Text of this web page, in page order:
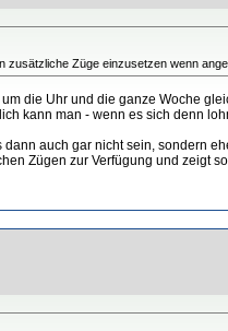
zusätzliche Züge einzusetzen wenn
die Uhr und die ganze Woche
kann man - wenn es sich denn
auch gar nicht sein, sondern
Zügen zur Verfügung und zeigt